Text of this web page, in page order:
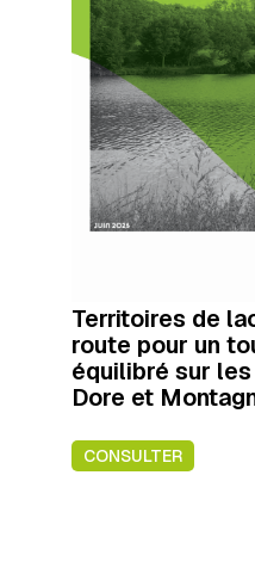
Territoires de
route pour un
équilibré sur
Dore et
CONSULTER